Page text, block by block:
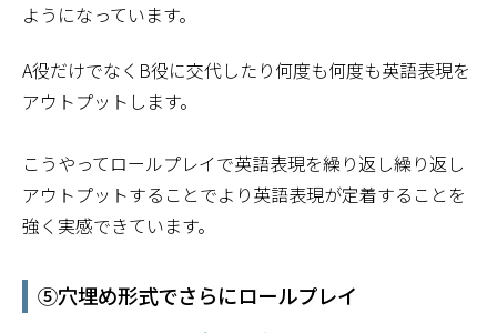
ようになっています。
A役だけでなくB役に交代したり何度も何度も英語表現を
アウトプットします。
こうやってロールプレイで英語表現を繰り返し繰り返し
アウトプットすることでより英語表現が定着することを
強く実感できています。
⑤穴埋め形式でさらにロールプレイ